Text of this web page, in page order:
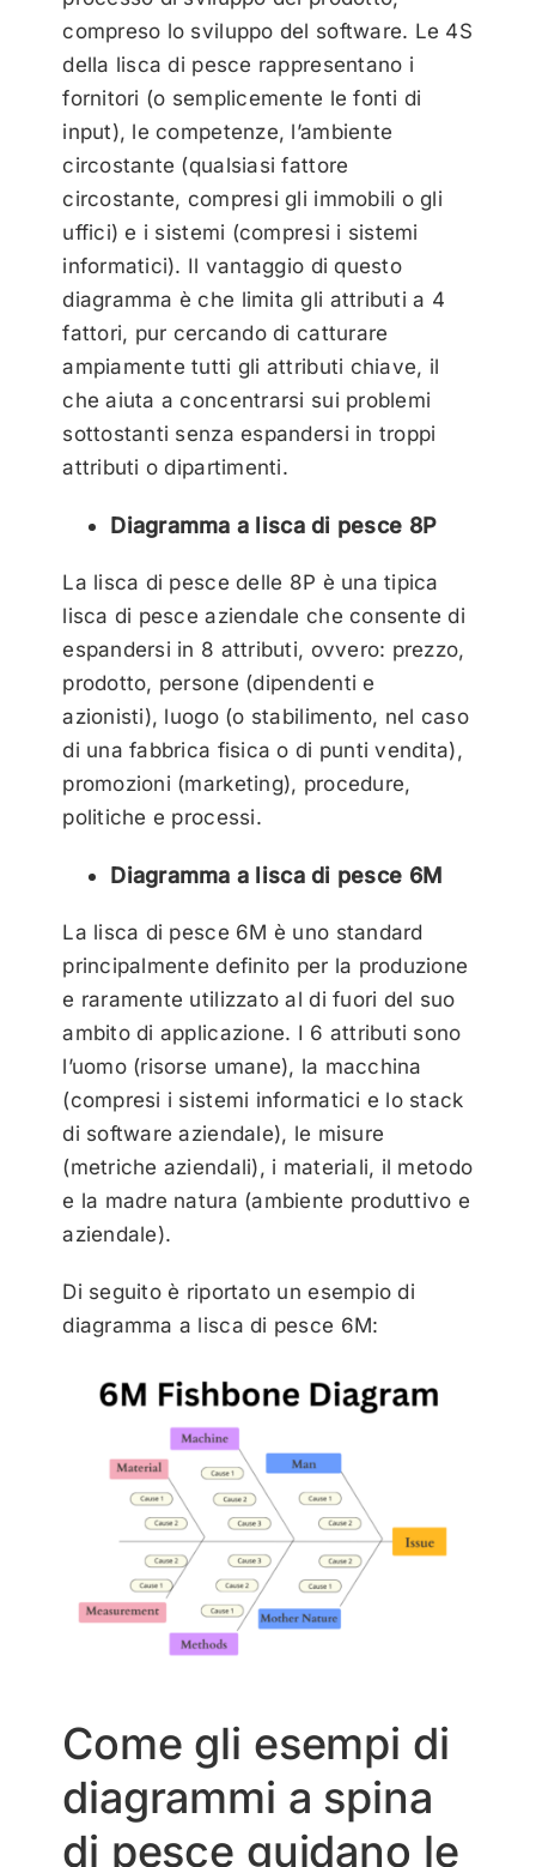
compreso lo sviluppo del software. Le 4S
della lisca di pesce rappresentano i
fornitori (o semplicemente le fonti di
input), le competenze, l’ambiente
circostante (qualsiasi fattore
circostante, compresi gli immobili o gli
uffici) e i sistemi (compresi i sistemi
informatici). Il vantaggio di questo
diagramma è che limita gli attributi a 4
fattori, pur cercando di catturare
ampiamente tutti gli attributi chiave, il
che aiuta a concentrarsi sui problemi
sottostanti senza espandersi in troppi
attributi o dipartimenti.
Diagramma a lisca di pesce 8P
La lisca di pesce delle 8P è una tipica
lisca di pesce aziendale che consente di
espandersi in 8 attributi, ovvero: prezzo,
prodotto, persone (dipendenti e
azionisti), luogo (o stabilimento, nel caso
di una fabbrica fisica o di punti vendita),
promozioni (marketing), procedure,
politiche e processi.
Diagramma a lisca di pesce 6M
La lisca di pesce 6M è uno standard
principalmente definito per la produzione
e raramente utilizzato al di fuori del suo
ambito di applicazione. I 6 attributi sono
l’uomo (risorse umane), la macchina
(compresi i sistemi informatici e lo stack
di software aziendale), le misure
(metriche aziendali), i materiali, il metodo
e la madre natura (ambiente produttivo e
aziendale).
Di seguito è riportato un esempio di
diagramma a lisca di pesce 6M:
Come gli esempi di
diagrammi a spina
di pesce guidano le